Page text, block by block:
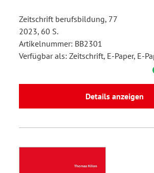
Zeitschrift berufsbildung, 77
2023, 60 S.
Artikelnummer: BB2301
Verfügbar als: Zeitschrift, E-Paper, E-
Details anzeigen